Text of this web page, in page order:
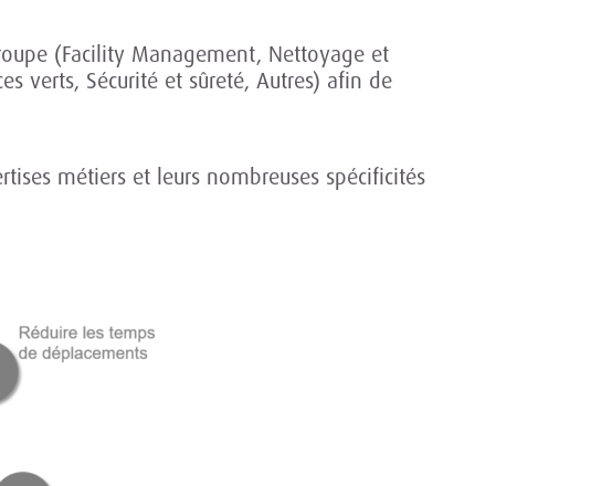
(Facility Management, Nettoyage et
verts, Sécurité et sûreté, Autres) afin de
métiers et leurs nombreuses spécificités